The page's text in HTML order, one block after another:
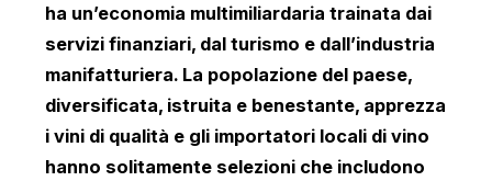
ha un’economia multimiliardaria trainata dai
servizi finanziari, dal turismo e dall’industria
manifatturiera. La popolazione del paese,
diversificata, istruita e benestante, apprezza
i vini di qualità e gli importatori locali di vino
hanno solitamente selezioni che includono